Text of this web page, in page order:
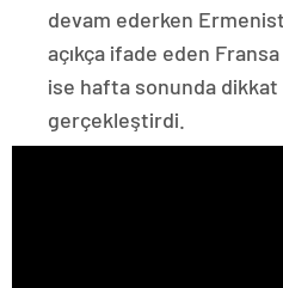
devam ederken
açıkça ifade eden
ise hafta sonunda
gerçekleştirdi.